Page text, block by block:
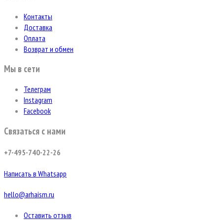
Контакты
Доставка
Оплата
Возврат и обмен
Мы в сети
Телеграм
Instagram
Facebook
Связаться с нами
+7-495-740-22-26
Написать в Whatsapp
hello@arhaism.ru
Оставить отзыв